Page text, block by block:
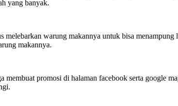
yang banyak.
warung makannya untuk bisa
makannya.
membuat promosi di halaman facebook serta google